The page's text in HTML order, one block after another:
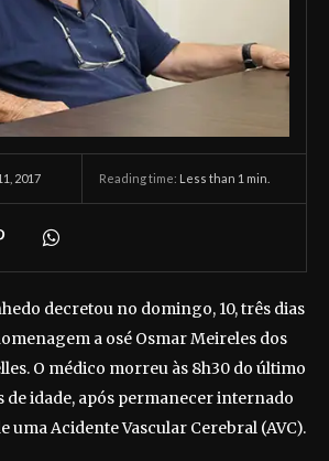
2017 Reading time: Less than 1 min.
decretou no domingo, 10, três dias
a osé Osmar Meireles dos
O médico morreu às 8h30 do último
de idade, após permanecer internado
uma Acidente Vascular Cerebral (AVC).